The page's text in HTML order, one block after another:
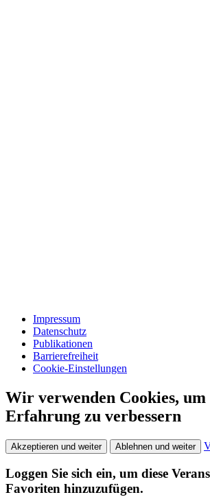
Impressum
Datenschutz
Publikationen
Barrierefreiheit
Cookie-Einstellungen
Wir verwenden Cookies,
Erfahrung zu verbessern
Akzeptieren und weiter Ablehnen und weiter
Loggen Sie sich ein, um diese
Favoriten hinzuzufügen.